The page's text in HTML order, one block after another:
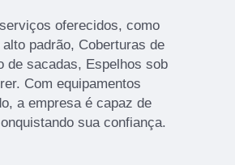
oferecidos, como
padrão, Coberturas de
de sacadas, Espelhos sob
Com equipamentos
a empresa é capaz de
sua confiança.